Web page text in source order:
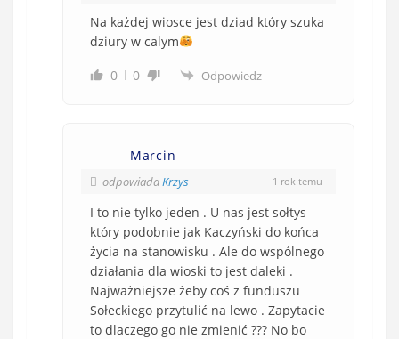
Na każdej wiosce jest dziad który szuka
dziury w calym
0
0 Odpowiedz
Marcin
odpowiadaKrzys 1 rok temu
I to nie tylko jeden . U nas jest sołtys
który podobnie jak Kaczyński do końca
życia na stanowisku . Ale do wspólnego
działania dla wioski to jest daleki .
Najważniejsze żeby coś z funduszu
Sołeckiego przytulić na lewo . Zapytacie
to dlaczego go nie zmienić ??? No bo